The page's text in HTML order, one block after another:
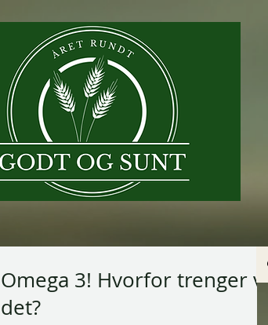
Omega 3! Hvorfor trenger vi
det?